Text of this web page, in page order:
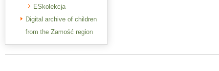
ESkolekcja
Digital archive of children
from the Zamość region